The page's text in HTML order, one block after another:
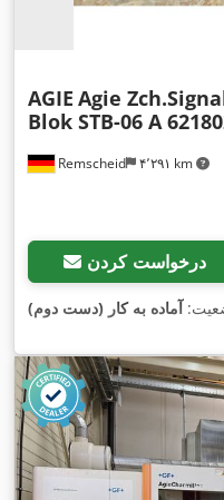
Remscheid ۴٬۲۹۱ km
AGIE Agie
Blok STB-06 A
درخواست کردن
آماده به کار (دست دوم)